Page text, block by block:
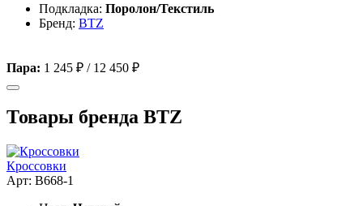
Подкладка: Поролон/Текстиль
Бренд: BTZ
Пара: 1 245 ₽ / 12 450 ₽
Товары бренда BTZ
Кроссовки
Арт: B668-1